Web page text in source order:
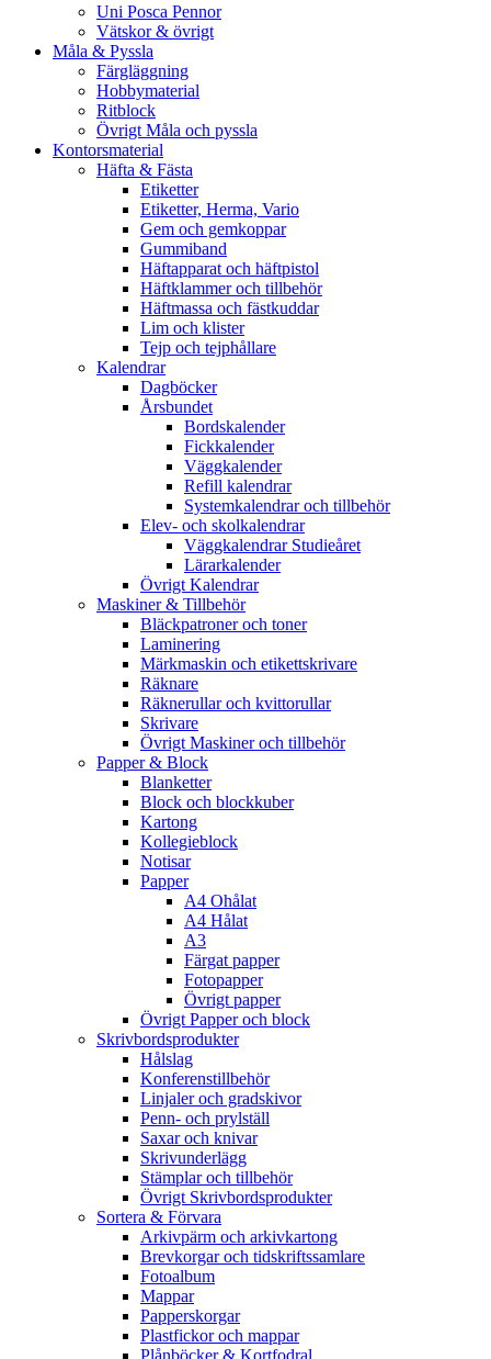
Uni Posca Pennor
Vätskor & övrigt
Måla & Pyssla
Färgläggning
Hobbymaterial
Ritblock
Övrigt Måla och pyssla
Kontorsmaterial
Häfta & Fästa
Etiketter
Etiketter, Herma, Vario
Gem och gemkoppar
Gummiband
Häftapparat och häftpistol
Häftklammer och tillbehör
Häftmassa och fästkuddar
Lim och klister
Tejp och tejphållare
Kalendrar
Dagböcker
Årsbundet
Bordskalender
Fickkalender
Väggkalender
Refill kalendrar
Systemkalendrar och tillbehör
Elev- och skolkalendrar
Väggkalendrar Studieåret
Lärarkalender
Övrigt Kalendrar
Maskiner & Tillbehör
Bläckpatroner och toner
Laminering
Märkmaskin och etikettskrivare
Räknare
Räknerullar och kvittorullar
Skrivare
Övrigt Maskiner och tillbehör
Papper & Block
Blanketter
Block och blockkuber
Kartong
Kollegieblock
Notisar
Papper
A4 Ohålat
A4 Hålat
A3
Färgat papper
Fotopapper
Övrigt papper
Övrigt Papper och block
Skrivbordsprodukter
Hålslag
Konferenstillbehör
Linjaler och gradskivor
Penn- och prylställ
Saxar och knivar
Skrivunderlägg
Stämplar och tillbehör
Övrigt Skrivbordsprodukter
Sortera & Förvara
Arkivpärm och arkivkartong
Brevkorgar och tidskriftssamlare
Fotoalbum
Mappar
Papperskorgar
Plastfickor och mappar
Plånböcker & Kortfodral